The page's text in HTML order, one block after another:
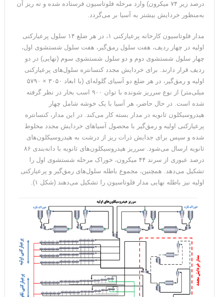
درصد زیر ۷۴ میکرون) وارد مرحله فلوتاسیون فرستاده شده و ته ریز آن
به‌منظور خردایش بیشتر به آسیا بر می‌گردد.
مدار فلوتاسیون کارخانه پرعیارکنی ۱، در هر ضلع ۱۴ سلول پرعیارکنی
اولیه در چهار ردیف، هفت سلول رمق‌گیر، هفت سلول شستشوی اول،
چهار سلول شستشوی دوم و دو سلول شستشوی سوم (نهایی) در دو
ردیف قرار دارند. برای خردایش مجدد کنسانتره سلول‌های پرعیارکنی
اولیه و رمق‌گیر، در هر ضلع دو آسیای گلوله‌ای (با ابعاد ۳۰۵۰ × ۵۷۹۰
میلی‌متر) از نوع سرریز شونده با توان ۹۰۰ اسب بخار در نظر گرفته
شده است. در حال حاضر، هر آسیا با یک خوشه شامل چهار
هیدروسیکلون ثانویه در مدار بسته کار می‌کند. در این مدار، کنسانتره
پرعیارکنی اولیه و رمق‌گیر با محصول آسیاهای خردایش مجدد مخلوط
شده و سپس برای جدایش ذرات ریز از درشت به هیدروسیکلون‌های
ثانویه ارسال می‌شود. سرریز هیدروسیکلون‌های ثانویه با دانه‌بندی ۸۶
درصد عبوری از سرند ۴۴ میکرون، خوراک مرحله شستشوی اول را
تشکیل می‌دهد. همچنین، مجموع باطله‌ سلول‌های رمق‌گیر و پرعیارکنی
اولیه نیز باطله نهایی مدار فلوتاسیون را تشکیل می‌دهند (شکل ۱).